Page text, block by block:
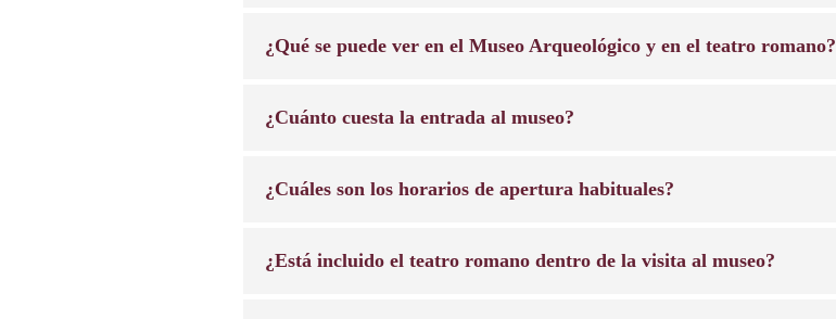
¿Qué se puede ver en el Museo Arqueológico y en el teatro romano?
¿Cuánto cuesta la entrada al museo?
¿Cuáles son los horarios de apertura habituales?
¿Está incluido el teatro romano dentro de la visita al museo?